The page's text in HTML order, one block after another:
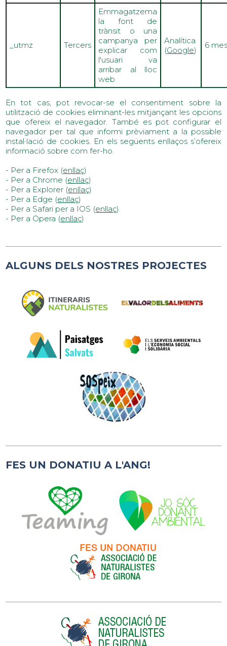
_utmz Tercers
Emmagatzema
la font de
trànsit o una
campanya per
explicar com
l'usuari va
arribar al lloc
web
Analítica
(Google)
6
En tot cas, pot revocar-se el consentiment sobre la
utilització de cookies eliminant-les mitjançant les opcions
que ofereix el navegador. També es pot configurar el
navegador per tal que informi prèviament a la possible
instal·lació de cookies. En els següents enllaços s’ofereix
informació sobre com fer-ho.
- Per a Firefox (enllaç)
- Per a Chrome (enllaç)
- Per a Explorer (enllaç)
- Per a Edge (enllaç)
- Per a Safari per a IOS (enllaç)
- Per a Opera (enllaç)
ALGUNS DELS NOSTRES PROJECTES
FES UN DONATIU A L'ANG!